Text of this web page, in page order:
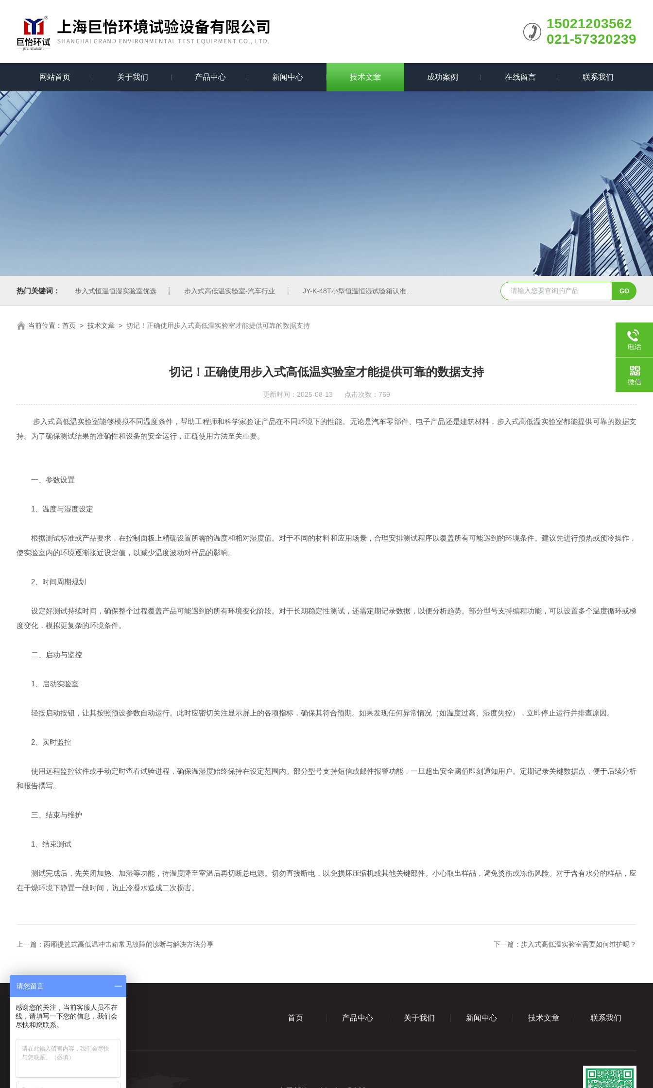
15021203562
021-57320239
网站首页 关于我们 产品中心 新闻中心 技术文章 成功案例 在线留言 联系我们
热门关键词： 步入式恒温恒湿实验室优选 步入式高低温实验室-汽车行业 JY-K-48T小型恒温恒湿试验箱认准巨怡环试 JY-K-48T小型恒温恒湿试验箱半导体行业专用 JY-K-
当前位置： 首页> 技术文章> 切记！正确使用步入式高低温实验室才能提供可靠的数据支持
切记！正确使用步入式高低温实验室才能提供可靠的数据支持
更新时间：2025-08-13 点击次数：769
步入式高低温实验室能够模拟不同温度条件，帮助工程师和科学家验证产品在不同环境下的性能。无论是汽车零部件、电子产品还是建筑材料，步入式高低温实验室都能提供可靠的数据支
持。为了确保测试结果的准确性和设备的安全运行，正确使用方法至关重要。
一、参数设置
1、温度与湿度设定
根据测试标准或产品要求，在控制面板上精确设置所需的温度和相对湿度值。对于不同的材料和应用场景，合理安排测试程序以覆盖所有可能遇到的环境条件。建议先进行预热或预冷操作，
使实验室内的环境逐渐接近设定值，以减少温度波动对样品的影响。
2、时间周期规划
设定好测试持续时间，确保整个过程覆盖产品可能遇到的所有环境变化阶段。对于长期稳定性测试，还需定期记录数据，以便分析趋势。部分型号支持编程功能，可以设置多个温度循环或梯
度变化，模拟更复杂的环境条件。
二、启动与监控
1、启动实验室
轻按启动按钮，让其按照预设参数自动运行。此时应密切关注显示屏上的各项指标，确保其符合预期。如果发现任何异常情况（如温度过高、湿度失控），立即停止运行并排查原因。
2、实时监控
使用远程监控软件或手动定时查看试验进程，确保温湿度始终保持在设定范围内。部分型号支持短信或邮件报警功能，一旦超出安全阈值即刻通知用户。定期记录关键数据点，便于后续分析
和报告撰写。
三、结束与维护
1、结束测试
测试完成后，先关闭加热、加湿等功能，待温度降至室温后再切断总电源。切勿直接断电，以免损坏压缩机或其他关键部件。小心取出样品，避免烫伤或冻伤风险。对于含有水分的样品，应
在干燥环境下静置一段时间，防止冷凝水造成二次损害。
上一篇： 两厢提篮式高低温冲击箱常见故障的诊断与解决方法分享 下一篇：步入式高低温实验室需要如何维护呢？
首页 产品中心 关于我们 新闻中心 技术文章 联系我们
电话
微信
请您留言
感谢您的关注，当前客服人员不在
线，请填写一下您的信息，我们会
尽快和您联系。